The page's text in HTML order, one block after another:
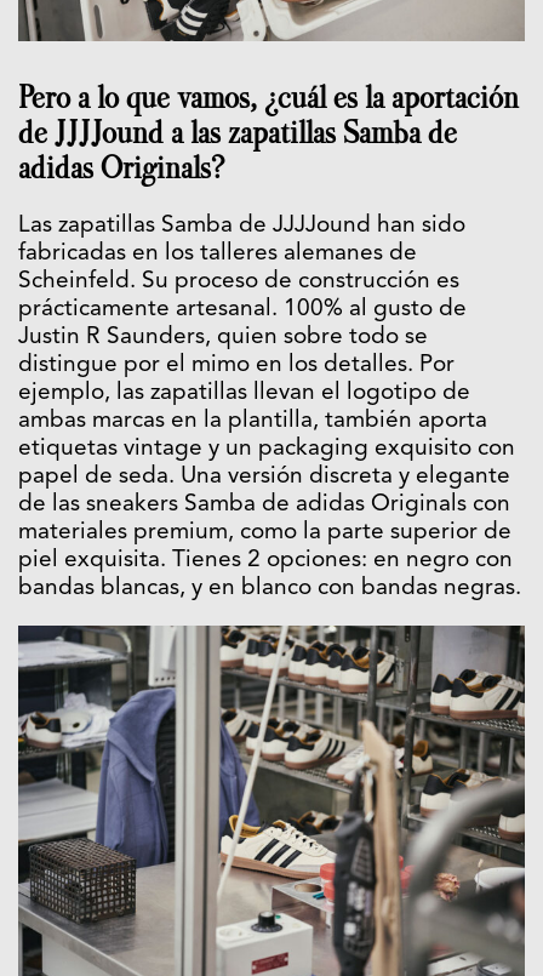
Pero a lo que vamos, ¿cuál es la aportación
de JJJJound a las zapatillas Samba de
adidas Originals?
Las zapatillas Samba de JJJJound han sido
fabricadas en los talleres alemanes de
Scheinfeld. Su proceso de construcción es
prácticamente artesanal. 100% al gusto de
Justin R Saunders, quien sobre todo se
distingue por el mimo en los detalles. Por
ejemplo, las zapatillas llevan el logotipo de
ambas marcas en la plantilla, también aporta
etiquetas vintage y un packaging exquisito con
papel de seda. Una versión discreta y elegante
de las sneakers Samba de adidas Originals con
materiales premium, como la parte superior de
piel exquisita. Tienes 2 opciones: en negro con
bandas blancas, y en blanco con bandas negras.